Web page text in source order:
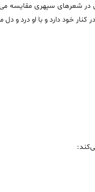
در شعرهای سپهری مقایسه
خود دارد و با او درد و دل